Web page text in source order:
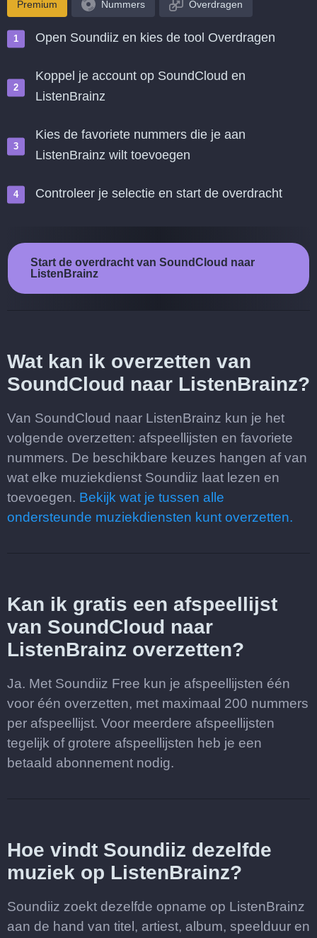
Premium Nummers Overdragen
Open Soundiiz en kies de tool Overdragen
Koppel je account op SoundCloud en
ListenBrainz
Kies de favoriete nummers die je aan
ListenBrainz wilt toevoegen
Controleer je selectie en start de overdracht
Start de overdracht van SoundCloud naar
ListenBrainz
Wat kan ik overzetten van
SoundCloud naar ListenBrainz?
Van SoundCloud naar ListenBrainz kun je het
volgende overzetten: afspeellijsten en favoriete
nummers. De beschikbare keuzes hangen af van
wat elke muziekdienst Soundiiz laat lezen en
toevoegen. Bekijk wat je tussen alle
ondersteunde muziekdiensten kunt overzetten.
Kan ik gratis een afspeellijst
van SoundCloud naar
ListenBrainz overzetten?
Ja. Met Soundiiz Free kun je afspeellijsten één
voor één overzetten, met maximaal 200 nummers
per afspeellijst. Voor meerdere afspeellijsten
tegelijk of grotere afspeellijsten heb je een
betaald abonnement nodig.
Hoe vindt Soundiiz dezelfde
muziek op ListenBrainz?
Soundiiz zoekt dezelfde opname op ListenBrainz
aan de hand van titel, artiest, album, speelduur en